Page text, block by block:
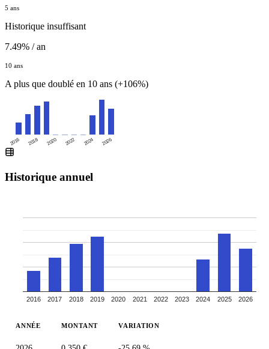
5 ans
Historique insuffisant
7.49% / an
10 ans
A plus que doublé en 10 ans (+106%)
2016 2018 2020 2022 2024 2026
Historique annuel
2016 2017 2018 2019 2020 2021 2022 2023 2024 2025 2026
ANNÉE MONTANT VARIATION